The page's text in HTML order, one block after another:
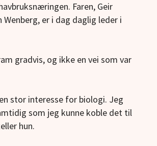
Faren, Geir
er i dag daglig leder i
gradvis, og ikke en vei som var
stor interesse for biologi. Jeg
som jeg kunne koble det til
hun.